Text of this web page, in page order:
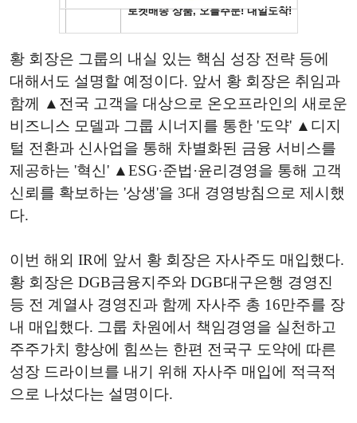
황 회장은 그룹의 내실 있는 핵심 성장 전략 등에
대해서도 설명할 예정이다. 앞서 황 회장은 취임과
함께 ▲전국 고객을 대상으로 온오프라인의 새로운
비즈니스 모델과 그룹 시너지를 통한 '도약' ▲디지
털 전환과 신사업을 통해 차별화된 금융 서비스를
제공하는 '혁신' ▲ESG·준법·윤리경영을 통해 고객
신뢰를 확보하는 '상생'을 3대 경영방침으로 제시했
다.
이번 해외 IR에 앞서 황 회장은 자사주도 매입했다.
황 회장은 DGB금융지주와 DGB대구은행 경영진
등 전 계열사 경영진과 함께 자사주 총 16만주를 장
내 매입했다. 그룹 차원에서 책임경영을 실천하고
주주가치 향상에 힘쓰는 한편 전국구 도약에 따른
성장 드라이브를 내기 위해 자사주 매입에 적극적
으로 나섰다는 설명이다.